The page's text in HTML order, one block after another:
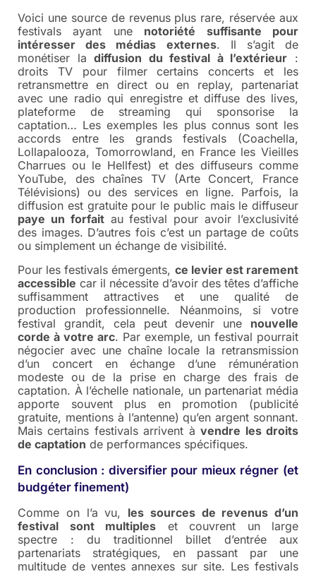
Voici une source de revenus plus rare, réservée aux
festivals ayant une notoriété suffisante pour
intéresser des médias externes. Il s’agit de
monétiser ladiffusion du festival à l’extérieur :
droits TV pour filmer certains concerts et les
retransmettre en direct ou en replay, partenariat
avec une radio qui enregistre et diffuse des lives,
plateforme de streaming qui sponsorise la
captation… Les exemples les plus connus sont les
accords entre les grands festivals (Coachella,
Lollapalooza, Tomorrowland, en France les Vieilles
Charrues ou le Hellfest) et des diffuseurs comme
YouTube, des chaînes TV (Arte Concert, France
Télévisions) ou des services en ligne. Parfois, la
diffusion est gratuite pour le public mais le diffuseur
paye un forfaitau festival pour avoir l’exclusivité
des images. D’autres fois c’est un partage de coûts
ou simplement un échange de visibilité.
Pour les festivals émergents, ce levier est rarement
accessible car il nécessite d’avoir des têtes d’affiche
suffisamment attractives et une qualité de
production professionnelle. Néanmoins, si votre
festival grandit, cela peut devenir une nouvelle
corde à votre arc. Par exemple, un festival pourrait
négocier avec une chaîne locale la retransmission
d’un concert en échange d’une rémunération
modeste ou de la prise en charge des frais de
captation. À l’échelle nationale, un partenariat média
apporte souvent plus en promotion (publicité
gratuite, mentions à l’antenne) qu’en argent sonnant.
Mais certains festivals arrivent àvendre les droits
de captation de performances spécifiques.
En conclusion : diversifier pour mieux régner (et
budgéter finement)
Comme on l’a vu, les sources de revenus d’un
festival sont multiples et couvrent un large
spectre : du traditionnel billet d’entrée aux
partenariats stratégiques, en passant par une
multitude de ventes annexes sur site. Les festivals